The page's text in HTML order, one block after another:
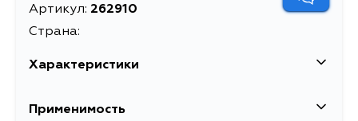
Артикул: 262910
Страна:
Характеристики
Описание
Применимость